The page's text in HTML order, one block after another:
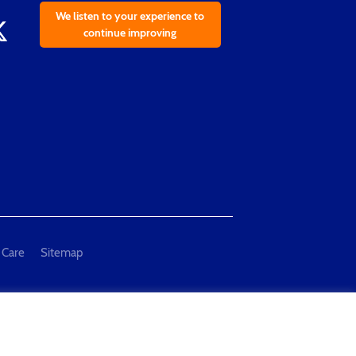
We listen to your experience to
continue improving
Sitemap